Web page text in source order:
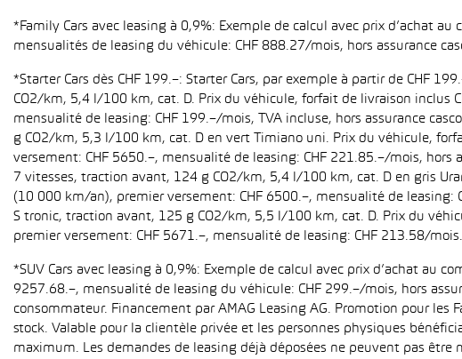
*Family Cars avec leasing à 0,9%: Exemple de calcul avec prix d’achat
mensualités de leasing du véhicule: CHF 888.27/mois, hors assurance
*Starter Cars dès CHF 199.–: Starter Cars, par exemple à partir de CHF
CO2/km, 5,4 l/100 km, cat. D. Prix du véhicule, forfait de livraison inclus
mensualité de leasing: CHF 199.–/mois, TVA incluse, hors assurance
g CO2/km, 5,3 l/100 km, cat. D en vert Timiano uni. Prix du véhicule,
versement: CHF 5650.–, mensualité de leasing: CHF 221.85.–/mois,
7 vitesses, traction avant, 124 g CO2/km, 5,4 l/100 km, cat. D en gris
(10 000 km/an), premier versement: CHF 6500.–, mensualité de
S tronic, traction avant, 125 g CO2/km, 5,5 l/100 km, cat. D. Prix du
premier versement: CHF 5671.–, mensualité de leasing: CHF 213.58/mois.
*SUV Cars avec leasing à 0,9%: Exemple de calcul avec prix d’achat au
9257.68.–, mensualité de leasing du véhicule: CHF 299.–/mois, hors
consommateur. Financement par AMAG Leasing AG. Promotion pour les
stock. Valable pour la clientèle privée et les personnes physiques
maximum. Les demandes de leasing déjà déposées ne peuvent pas